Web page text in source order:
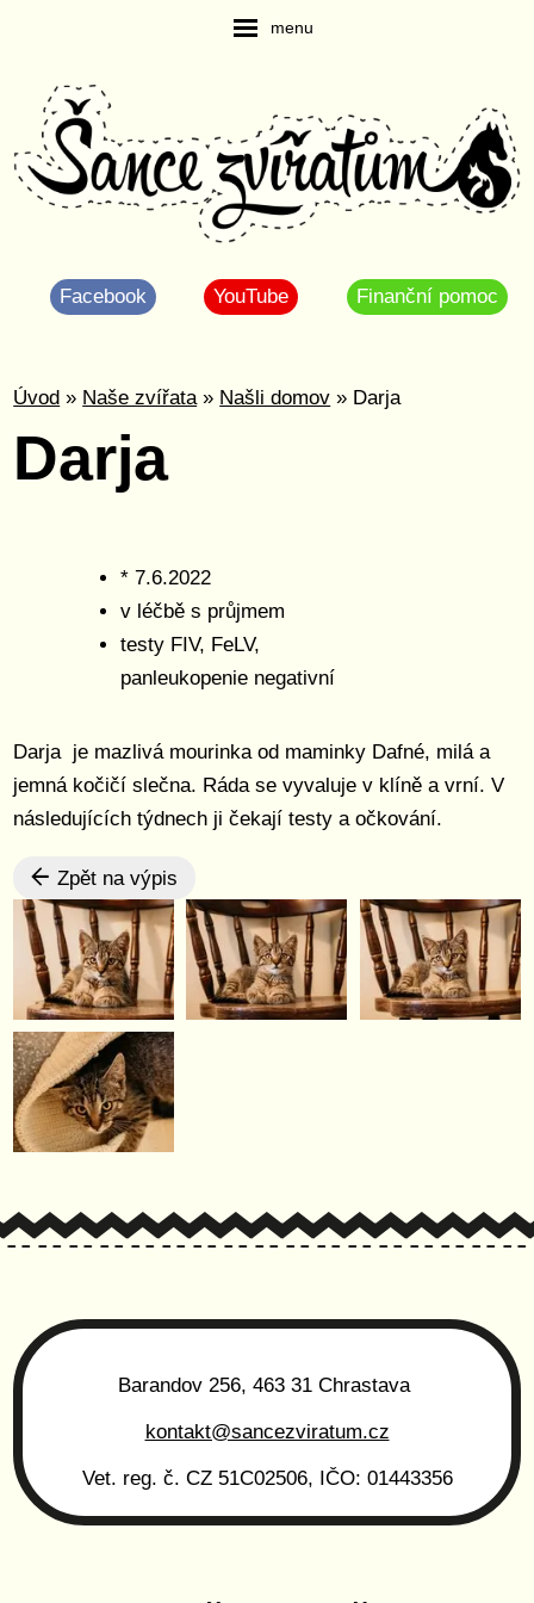
menu
Facebook YouTube Finanční pomoc
Úvod » Naše zvířata» Našli domov » Darja
Darja
Darja je mazlivá mourinka od maminky Dafné, milá a
jemná kočičí slečna. Ráda se vyvaluje v klíně a vrní. V
následujících týdnech ji čekají testy a očkování.
Zpět na výpis
* 7.6.2022
v léčbě s průjmem
testy FIV, FeLV,
panleukopenie negativní
Barandov 256, 463 31 Chrastava
kontakt@sancezviratum.cz
Vet. reg. č. CZ 51C02506, IČO: 01443356